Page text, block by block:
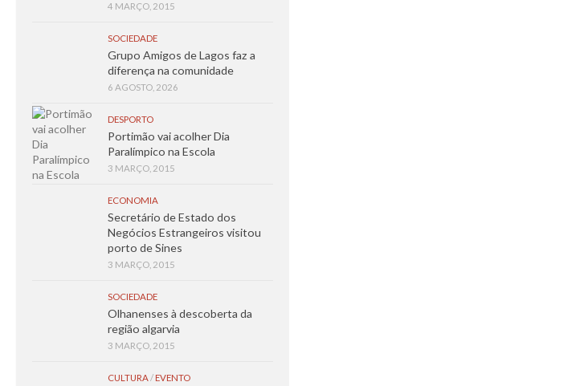
4 MARÇO, 2015
SOCIEDADE
Grupo Amigos de Lagos faz a
diferença na comunidade
6 AGOSTO, 2026
DESPORTO
Portimão vai acolher Dia
Paralímpico na Escola
3 MARÇO, 2015
ECONOMIA
Secretário de Estado dos
Negócios Estrangeiros visitou
porto de Sines
3 MARÇO, 2015
SOCIEDADE
Olhanenses à descoberta da
região algarvia
3 MARÇO, 2015
CULTURA/ EVENTO